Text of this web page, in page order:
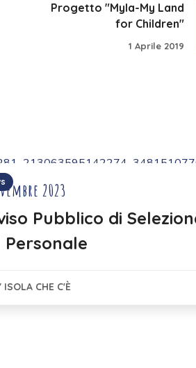
Progetto "Myla-My Land
for Children"
1 Aprile 2019
2023
Pubblico di
Personale
ISOLA CHE C'È